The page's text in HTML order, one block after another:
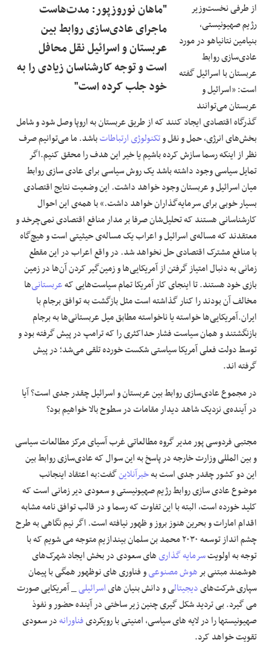
"ماهان نوروزپور: مدت‌هاست
ماجرای عادی‌سازی روابط بین
عربستان و اسرائیل نقل محافل
است و توجه کارشناسان زیادی را به
خود جلب کرده است"
از طرفی نخست‌وزیر
رژیم صهیونیستی،
بنیامین نتانیاهو در مورد
عادی‌سازی روابط
عربستان با اسرائیل گفته
است: «اسرائیل و
عربستان می‌توانند
گذرگاه اقتصادی ایجاد کنند که از طریق عربستان به اروپا وصل شود و شامل
بخش‌های انرژی، حمل و نقل وتکنولوژیارتباطاتباشد. ما می‌توانیم صرف
نظر از اینکه رسما سازش کرده باشیم یا خیر این هدف را محقق کنیم.اگر
تمایل سیاسی وجود داشته باشد یک روش سیاسی برای عادی سازی روابط
میان اسرائیل و عربستان وجود خواهد داشت. این وضعیت نتایج اقتصادی
بسیار خوبی برای سرمایه‌گذاران خواهد داشت.» با همه‌ی این احوال
کارشناسانی هستند که تحلیل‌شان صرفا بر مدار منافع اقتصادی نمی‌چرخد و
معتقدند که مساله‌ی اسرائیل و اعراب یک مساله‌ی حیثیتی است و هیچ‌گاه
با منافع مشترک اقتصادی حل نخواهد شد. در واقع اعراب در این مقطع
زمانی به دنبال امتیاز گرفتن از آمریکایی‌ها و زمین‌گیر کردن آن‌ها در زمین
بازی خود هستند. تا اینجای کار آمریکا تمام سیاست‌هایی کهعربستانی‌ها
مخالف آن بودند را کنار گذاشته است مثل بازگشت به توافق برجام با
ایران.آمریکایی‌ها خواسته یا ناخواسته مطابق میل عربستانی‌ها به برجام
بازنگشتند و همان سیاست فشار حداکثری را که ترامپ در پیش گرفته بود و
توسط دولت فعلی آمریکا سیاستی شکست خورده تلقی می‌شد؛ در پیش
گرفته اند.
در مجموع عادی‌سازی روابط بین عربستان و اسرائیل چقدر جدی است؟ آیا
در آینده‌ی نزدیک شاهد دیدار مقامات در سطوح بالا خواهیم بود؟
مجتبی فردوسی پور مدیر گروه مطالعاتی غرب آسیای مرکز مطالعات سیاسی
و بین المللی وزارت خارجه در پاسخ به این سوال که عادی‌سازی روابط بین
این دو کشور چقدر جدی است بهخبرآنلاینگفت:به اعتقاد اینجانب
موضوع عادی سازی روابط رژیم صهیونیستی و سعودی دیر زمانی است که
کلید خورده است، البته با این تفاوت که رسما و در قالب توافق نامه مشابه
اقدام امارات و بحرین هنوز بروز و ظهور نیافته است. اگر نیم نگاهی به طرح
چشم انداز توسعه ۲۰۳۰ محمد بن سلمان بیندازیم متوجه می شویم که با
توجه به اولویتسرمایه گذاریهای سعودی در بخش ایجاد شهرک‌های
هوشمند مبتنی برهوش مصنوعیو فناوری های نوظهور همگی با پیمان
سپاری شرکت‌هایدیجیتالی و دانش بنیان هایاسرائیلی_ آمریکایی صورت
می گیرد. بی تردید شکل گیری چنین زیر ساختی در آینده حضور و نفوذ
صهیونیستها را در لایه های سیاسی، امنیتی با رویکردیفناورانهدر سعودی
تقویت خواهد کرد.